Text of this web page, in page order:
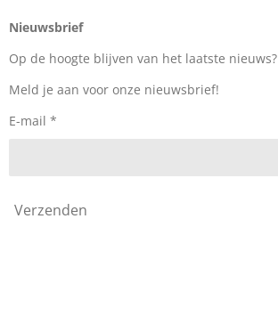
e
o
k
t
g
a
k
Nieuwsbrief
Op de hoogte blijven van het laatste nieuws?
Meld je aan voor onze nieuwsbrief!
E-mail *
Verzenden